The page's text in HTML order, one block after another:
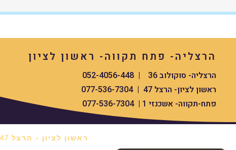
הרצליה- פתח תקווה- ראשון לציון
הרצליה- סוקולוב 36 | 052-4056-448
ראשון לציון- הרצל 47 | 077-536-7304
פתח-תקווה- אשכנזי 1 | 077-536-7304
ראשון לציון - הרצל 47 *